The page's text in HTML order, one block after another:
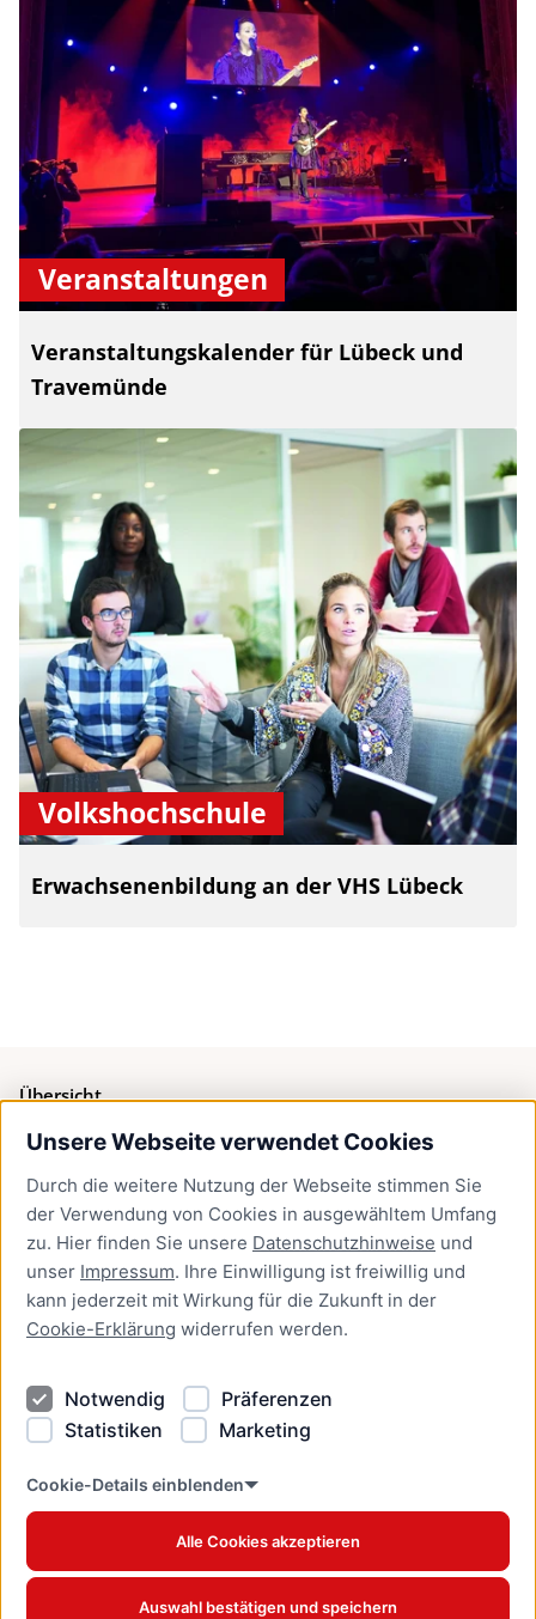
Unsere Webseite verwendet Cookies
Durch die weitere Nutzung der Webseite stimmen Sie
der Verwendung von Cookies in ausgewähltem Umfang
zu. Hier finden Sie unsere Datenschutzhinweise und
unser Impressum. Ihre Einwilligung ist freiwillig und
kann jederzeit mit Wirkung für die Zukunft in der
Cookie-Erklärung widerrufen werden.
Notwendig
Präferenzen
Statistiken
Marketing
Cookie-Details einblenden
Alle Cookies akzeptieren
Auswahl bestätigen und speichern
Veranstaltungen
Veranstaltungskalender für Lübeck und
Travemünde
Volkshochschule
Erwachsenenbildung an der VHS Lübeck
Übersicht
Bürgerservice
Presse
Newsletter Lübeck:kompakt
Kontakt
Kontakt
Datenschutzhinweise
Barrierefreiheit
Cookie Erklärung
www.luebeck.de